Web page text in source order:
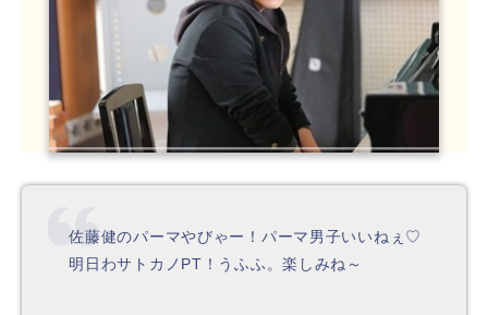
佐藤健のパーマやびゃー！パーマ男子いいねぇ♡
明日わサトカノPT！うふふ。楽しみね～